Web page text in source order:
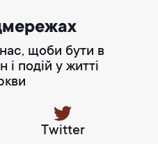
щоби бути в
і подій у житті
Twitter